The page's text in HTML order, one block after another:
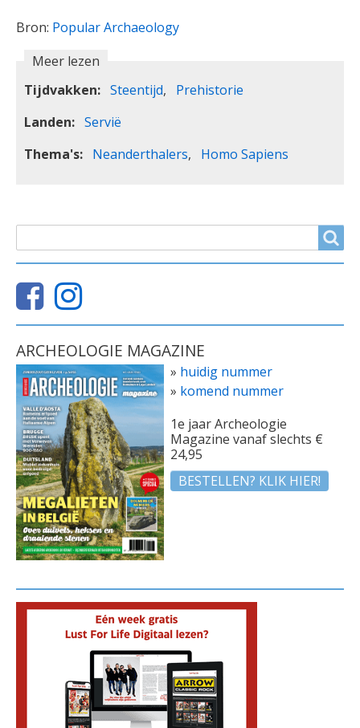
Bron: Popular Archaeology
Meer lezen
Tijdvakken
Steentijd
Prehistorie
Landen
Servië
Thema's
Neanderthalers Homo Sapiens
ZOEKVELD
ARCHEOLOGIE MAGAZINE
» huidig nummer
» komend nummer
1e jaar Archeologie
Magazine vanaf slechts €
24,95
BESTELLEN? KLIK HIER!